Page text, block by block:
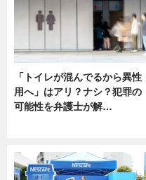
「トイレが混んでるから異性
用へ」はアリ？ナシ？犯罪の
可能性を弁護士が解…